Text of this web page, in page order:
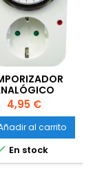
Precio
4,95 €
al carrito
En stock